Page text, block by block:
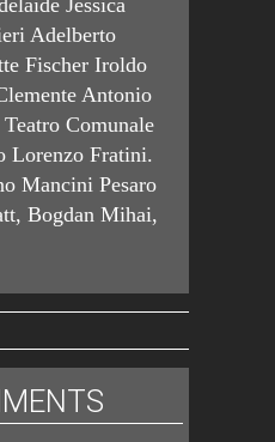
Adelberto
Fischer Iroldo
Antonio
Comunale
Lorenzo Fratini.
Mancini Pesaro
Bogdan Mihai,